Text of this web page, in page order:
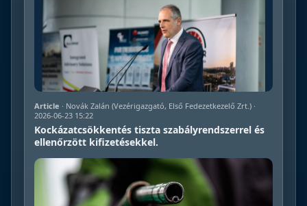
Article · Novák Zalán (Vezérigazgató, Első Fedezetkezelő Zrt.) ·
2026-06-23 15:22
Kockázatcsökkentés tiszta szabályrendszerrel és
ellenőrzött kifizetésekkel.